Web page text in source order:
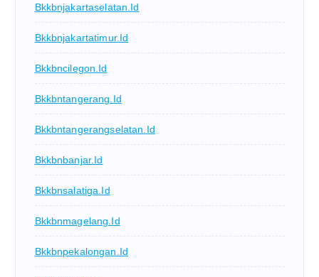
Bkkbnjakartaselatan.id
Bkkbnjakartatimur.id
Bkkbncilegon.id
Bkkbntangerang.id
Bkkbntangerangselatan.id
Bkkbnbanjar.id
Bkkbnsalatiga.id
Bkkbnmagelang.id
Bkkbnpekalongan.id